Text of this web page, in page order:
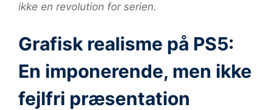
ikke en revolution for serien.
Grafisk realisme på PS5:
En imponerende, men ikke
fejlfri præsentation